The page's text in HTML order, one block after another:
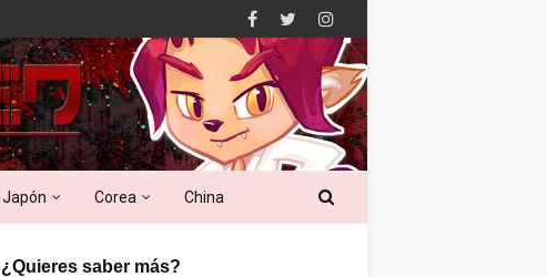
Japón Corea China
¿Quieres saber más?